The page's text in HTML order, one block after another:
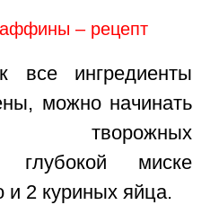
– рецепт
все ингредиенты
можно начинать
творожных
миске
и 2 куриных яйца.